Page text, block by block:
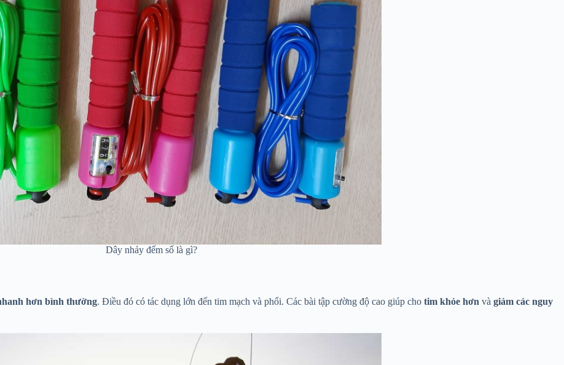
Dây nhảy đếm số là gì?
hơn bình thường. Điều đó có tác dụng lớn đến tim mạch và phổi. Các bài tập cường độ cao giúp cho tim khỏe hơn và giảm các nguy